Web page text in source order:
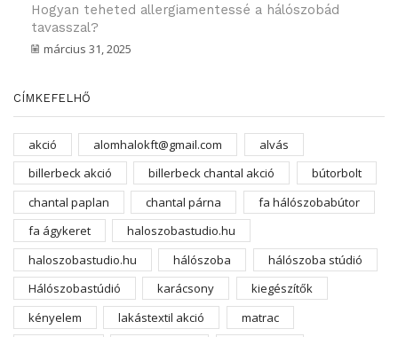
Hogyan teheted allergiamentessé a hálószobád
tavasszal?
március 31, 2025
CÍMKEFELHŐ
akció alomhalokft@gmail.com
alvás
billerbeck akció
billerbeck chantal akció
bútorbolt
chantal paplan
chantal párna
fa hálószobabútor
fa ágykeret
haloszobastudio.hu
haloszobastudio.hu
hálószoba
hálószoba stúdió
Hálószobastúdió
karácsony
kiegészítők
kényelem
lakástextil akció
matrac